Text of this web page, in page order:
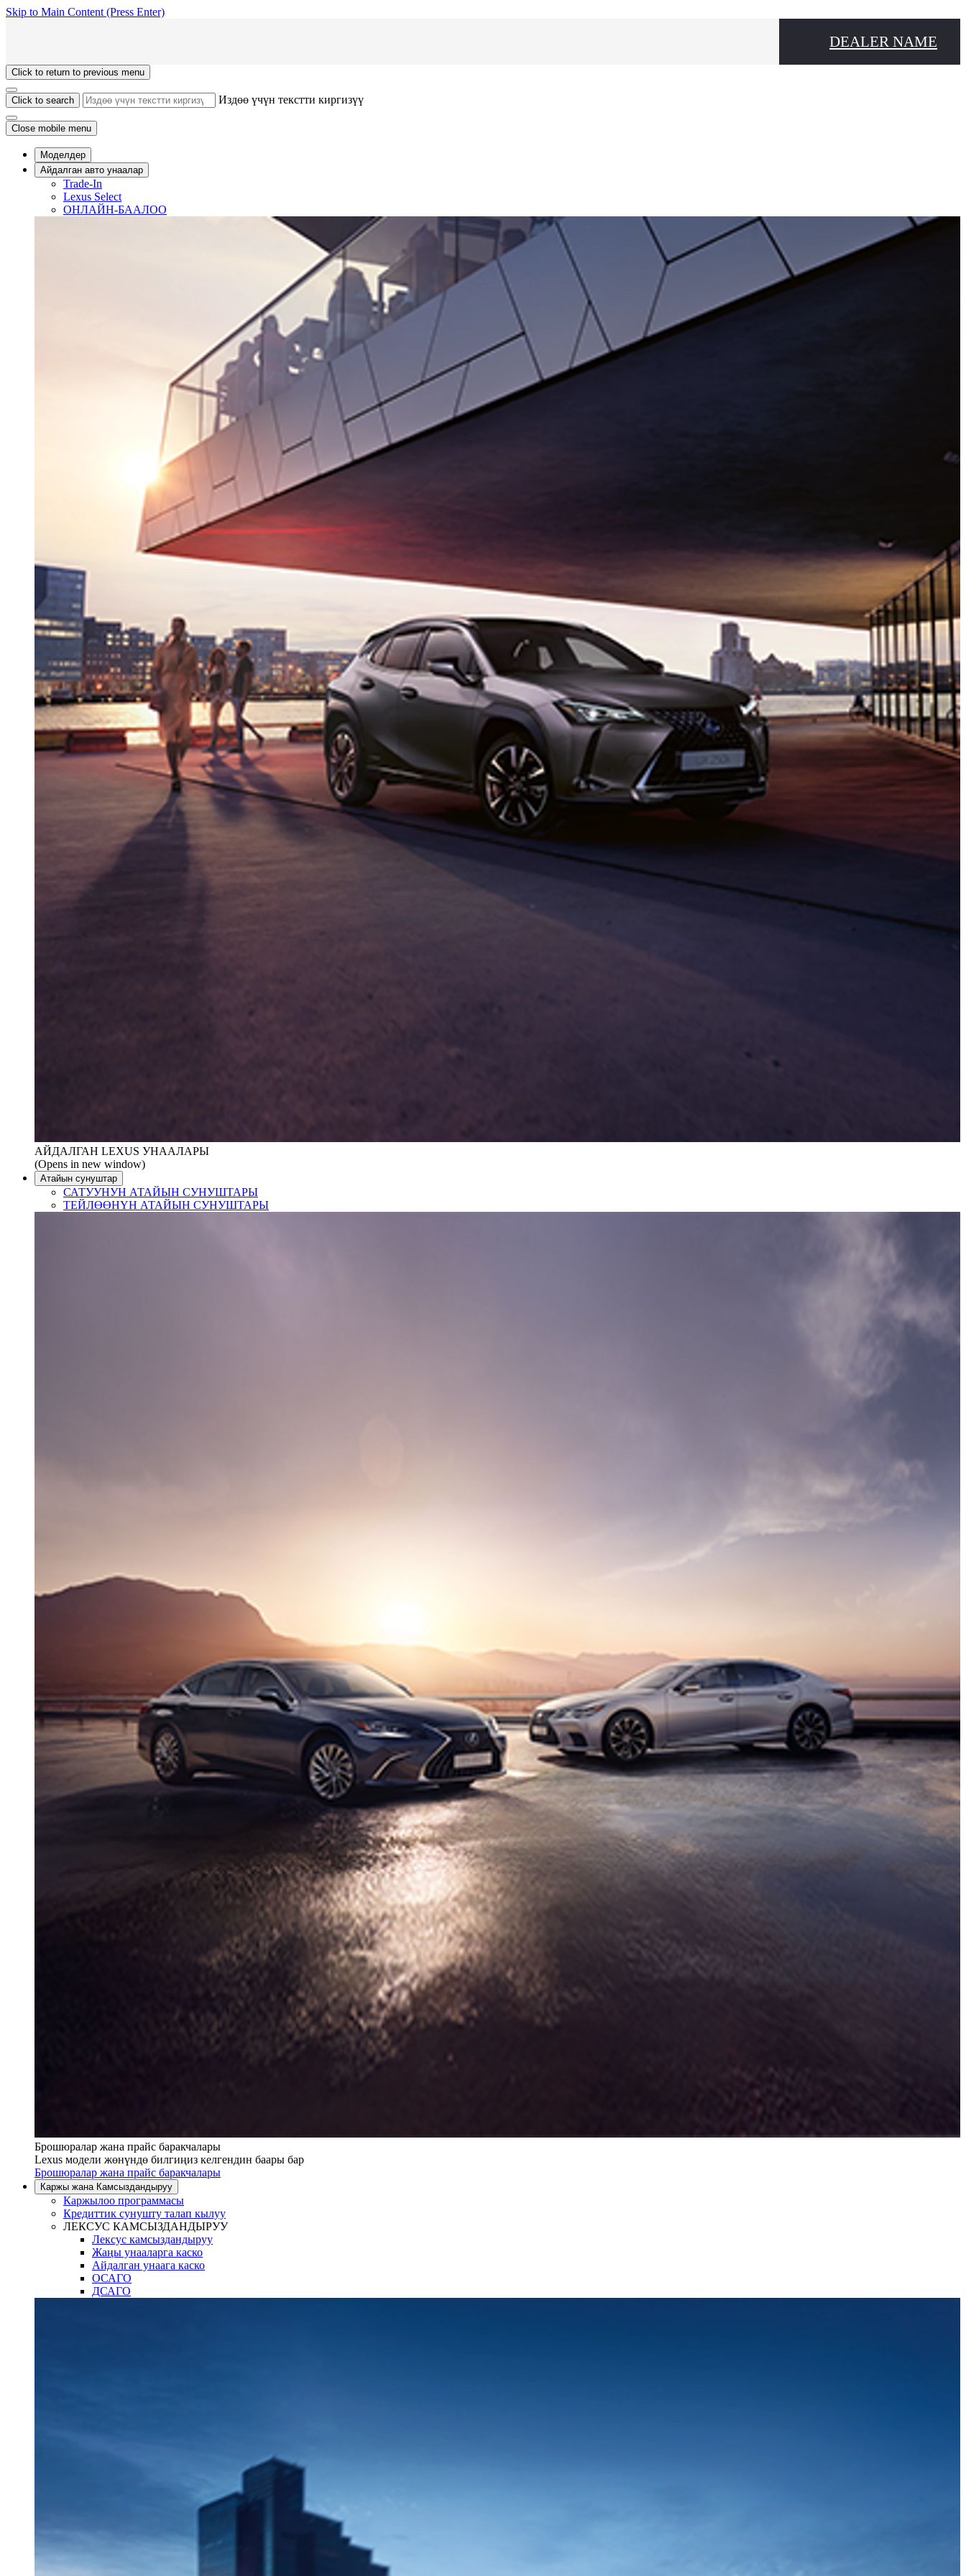
Skip to Main Content (Press Enter)
DEALER NAME
Click to return to previous menu
Click to search Издөө үчүн текстти киргизүү
Close mobile menu
Моделдер
Айдалган авто унаалар
Trade-In
Lexus Select
ОНЛАЙН-БААЛОО
АЙДАЛГАН LEXUS УНААЛАРЫ
(Opens in new window)
Атайын сунуштар
САТУУНУН АТАЙЫН СУНУШТАРЫ
ТЕЙЛӨӨНҮН АТАЙЫН СУНУШТАРЫ
Брошюралар жана прайс баракчалары
Lexus модели жөнүндө билгиңиз келгендин баары бар
Брошюралар жана прайс баракчалары
Каржы жана Камсыздандыруу
Каржылоо программасы
Кредиттик сунушту талап кылуу
ЛЕКСУС КАМСЫЗДАНДЫРУУ
Лексус камсыздандыруу
Жаңы унааларга каско
Айдалган унаага каско
ОСАГО
ДСАГО